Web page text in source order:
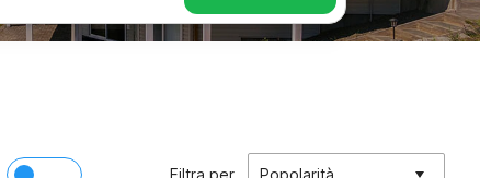
Filtra per Popolarità